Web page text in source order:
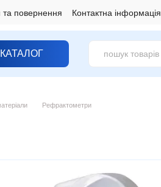
та повернення Контактна інформація
КАТАЛОГ
Рефрактометри